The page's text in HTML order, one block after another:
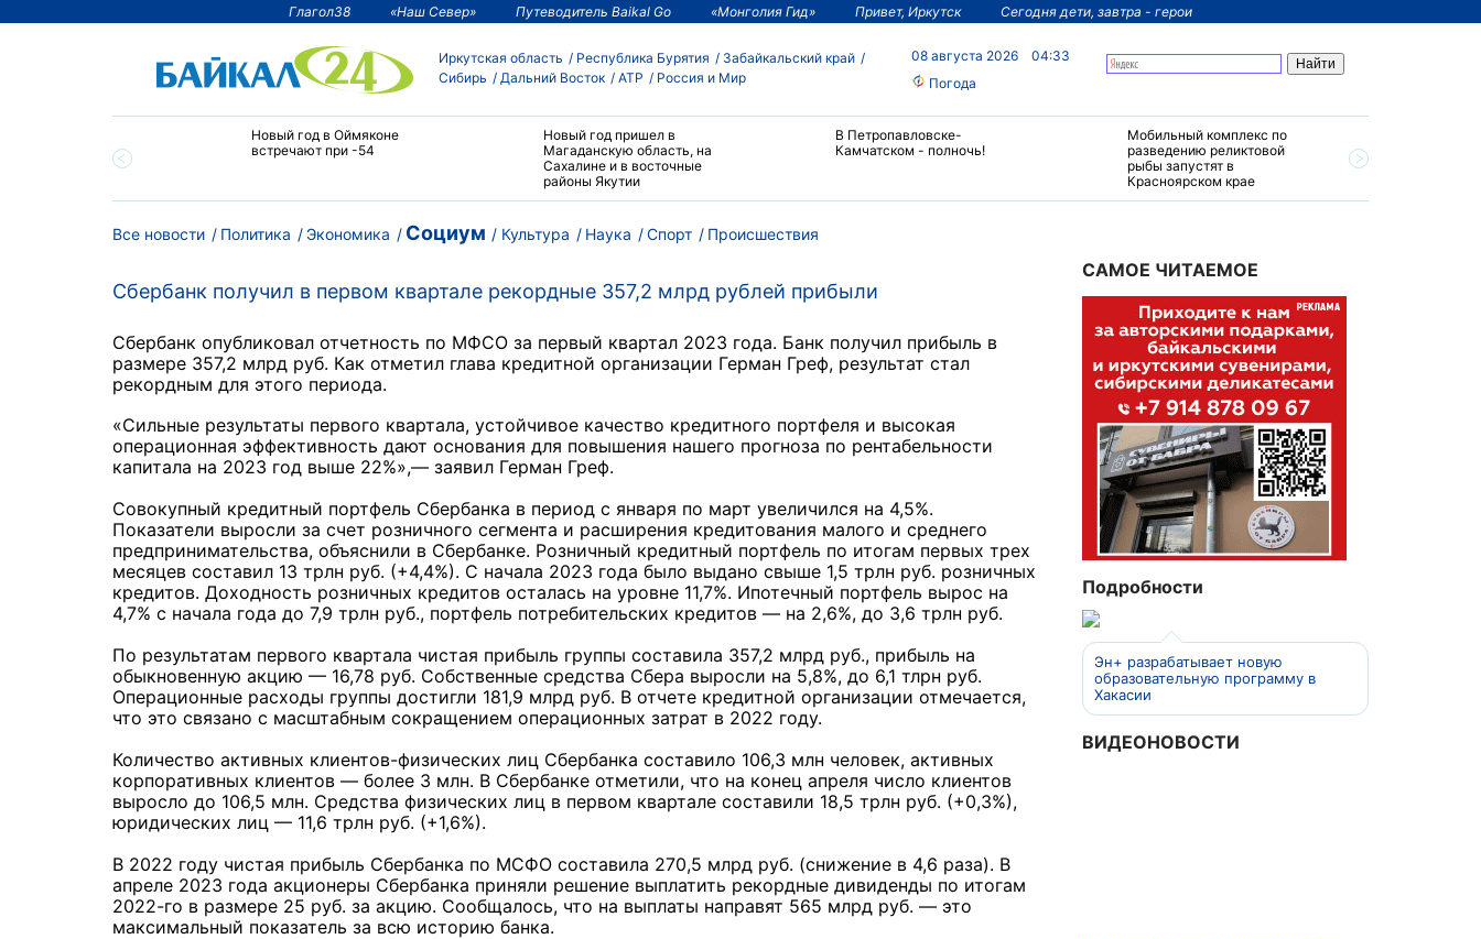
Глагол38 «Наш Север» Путеводитель Baikal Go «Монголия Гид» Привет, Иркутск Сегодня дети, завтра - герои
Иркутская область Республика Бурятия
Забайкальский край
Сибирь
Дальний Восток АТР Россия и Мир
08 августа 2026
04:33
Погода
Новый год в Оймяконе
встречают при -54
Новый год пришел в
Магаданскую область, на
Сахалине и в восточные
районы Якутии
В Петропавловске-
Камчатском - полночь!
Мобильный комплекс по
разведению реликтовой
рыбы запустят в
Красноярском крае
Все новости Политика Экономика Социум Культура Наука Спорт Происшествия
Сбербанк получил в первом квартале рекордные 357,2 млрд рублей прибыли
Сбербанк опубликовал отчетность по МФСО за первый квартал 2023 года. Банк получил прибыль в
размере 357,2 млрд руб. Как отметил глава кредитной организации Герман Греф, результат стал
рекордным для этого периода.
«Сильные результаты первого квартала, устойчивое качество кредитного портфеля и высокая
операционная эффективность дают основания для повышения нашего прогноза по рентабельности
капитала на 2023 год выше 22%»,— заявил Герман Греф.
Совокупный кредитный портфель Сбербанка в период с января по март увеличился на 4,5%.
Показатели выросли за счет розничного сегмента и расширения кредитования малого и среднего
предпринимательства, объяснили в Сбербанке. Розничный кредитный портфель по итогам первых трех
месяцев составил 13 трлн руб. (+4,4%). С начала 2023 года было выдано свыше 1,5 трлн руб. розничных
кредитов. Доходность розничных кредитов осталась на уровне 11,7%. Ипотечный портфель вырос на
4,7% с начала года до 7,9 трлн руб., портфель потребительских кредитов — на 2,6%, до 3,6 трлн руб.
По результатам первого квартала чистая прибыль группы составила 357,2 млрд руб., прибыль на
обыкновенную акцию — 16,78 руб. Собственные средства Сбера выросли на 5,8%, до 6,1 тлрн руб.
Операционные расходы группы достигли 181,9 млрд руб. В отчете кредитной организации отмечается,
что это связано с масштабным сокращением операционных затрат в 2022 году.
Количество активных клиентов-физических лиц Сбербанка составило 106,3 млн человек, активных
корпоративных клиентов — более 3 млн. В Сбербанке отметили, что на конец апреля число клиентов
выросло до 106,5 млн. Средства физических лиц в первом квартале составили 18,5 трлн руб. (+0,3%),
юридических лиц — 11,6 трлн руб. (+1,6%).
В 2022 году чистая прибыль Сбербанка по МСФО составила 270,5 млрд руб. (снижение в 4,6 раза). В
апреле 2023 года акционеры Сбербанка приняли решение выплатить рекордные дивиденды по итогам
2022-го в размере 25 руб. за акцию. Сообщалось, что на выплаты направят 565 млрд руб. — это
максимальный показатель за всю историю банка.
САМОЕ ЧИТАЕМОЕ
Подробности
Эн+ разрабатывает новую
образовательную программу в
Хакасии
ВИДЕОНОВОСТИ